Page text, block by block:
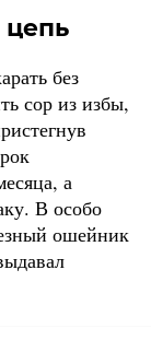
без
сор из избы,
а
В особо
ошейник